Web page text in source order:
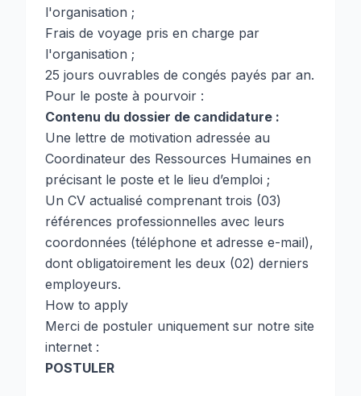
l'organisation ;
Frais de voyage pris en charge par
l'organisation ;
25 jours ouvrables de congés payés par an.
Pour le poste à pourvoir :
Contenu du dossier de candidature :
Une lettre de motivation adressée au
Coordinateur des Ressources Humaines en
précisant le poste et le lieu d’emploi ;
Un CV actualisé comprenant trois (03)
références professionnelles avec leurs
coordonnées (téléphone et adresse e-mail),
dont obligatoirement les deux (02) derniers
employeurs.
How to apply
Merci de postuler uniquement sur notre site
internet :
POSTULER